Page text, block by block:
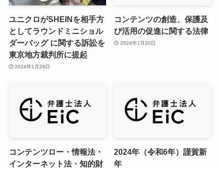
ユニクロがSHEINを相手方
としてラウンドミニショル
ダーバッグ に関する訴訟を
東京地方裁判所に提起
2024年1月29日
コンテンツの創造、保護及
び活用の促進に関する法律
2024年1月20日
コンテンツロー・情報法・
インターネット法・知的財
2024年（令和6年）謹賀新
年